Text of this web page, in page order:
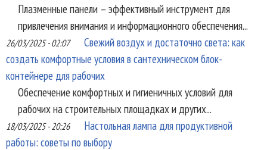
Плазменные панели – эффективный инструмент для
привлечения внимания и информационного обеспечения...
26/03/2025 - 02:07
Свежий воздух и достаточно света: как
создать комфортные условия в сантехническом блок-
контейнере для рабочих
Обеспечение комфортных и гигиеничных условий для
рабочих на строительных площадках и других...
18/03/2025 - 20:26
Настольная лампа для продуктивной
работы: советы по выбору